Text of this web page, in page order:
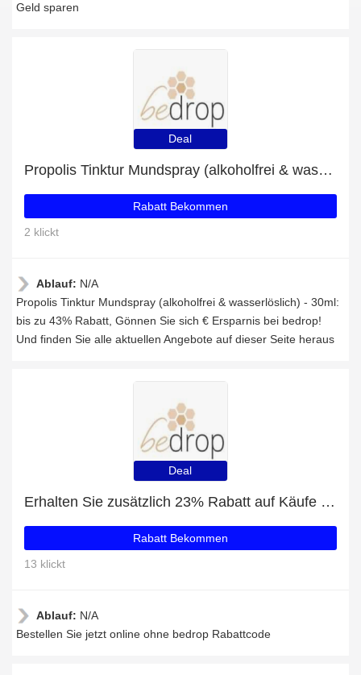
Geld sparen
Deal
Propolis Tinktur Mundspray (alkoholfrei & wasserlöslich) - 30ml: bis zu 43% Rabatt
Rabatt Bekommen
2 klickt
Ablauf: N/A
Propolis Tinktur Mundspray (alkoholfrei & wasserlöslich) - 30ml:
bis zu 43% Rabatt, Gönnen Sie sich € Ersparnis bei bedrop!
Und finden Sie alle aktuellen Angebote auf dieser Seite heraus
Deal
Erhalten Sie zusätzlich 23% Rabatt auf Käufe von Vorteilsset: 3x Royale Lotion Bodylotion mit Gelée Royale
Rabatt Bekommen
13 klickt
Ablauf: N/A
Bestellen Sie jetzt online ohne bedrop Rabattcode